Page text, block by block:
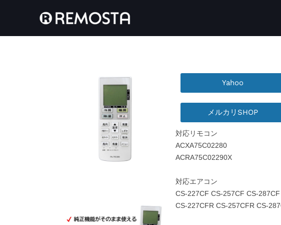
Yahoo
メルカリSHOP
対応リモコン
ACXA75C02280
ACRA75C02290X
対応エアコン
CS-227CF CS-257CF CS-
CS-227CFR CS-257CFR CS-